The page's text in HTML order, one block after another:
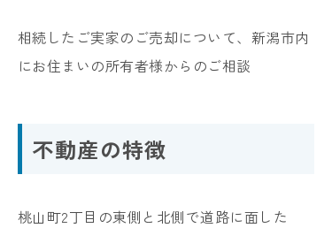
相続したご実家のご売却について、新潟市内
にお住まいの所有者様からのご相談
不動産の特徴
桃山町2丁目の東側と北側で道路に面した